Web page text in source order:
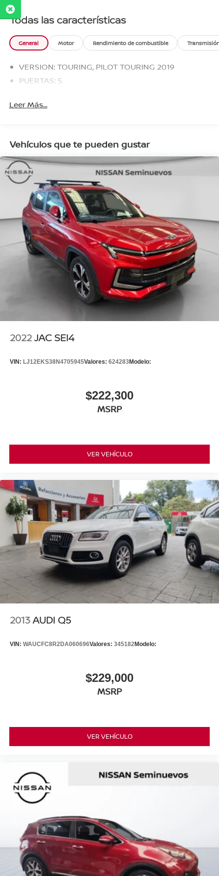
Todas las características
General Motor Rendimiento de combustible
VERSION: TOURING, PILOT TOURING 2019
PUERTAS: 5
Leer Más...
Vehículos que te pueden gustar
2022JAC SEI4
VIN: LJ12EKS38N4705945Valores: 624283Modelo:
$222,300
MSRP
VER VEHÍCULO
2013AUDI Q5
VIN: WAUCFC8R2DA060696Valores: 345182Modelo:
$229,000
MSRP
VER VEHÍCULO